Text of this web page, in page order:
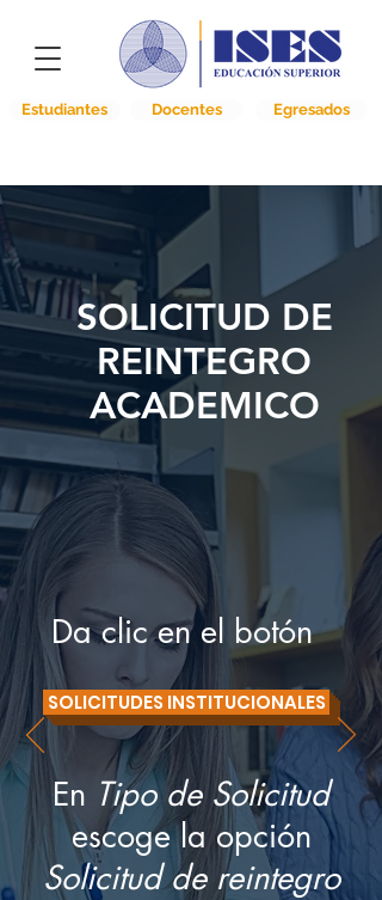
Estudiantes Docentes Egresados
SOLICITUD DE
REINTEGRO
ACADEMICO
Da clic en el botón
En Tipo de Solicitud
escoge la opción
Solicitud de reintegro
SOLICITUDES INSTITUCIONALES